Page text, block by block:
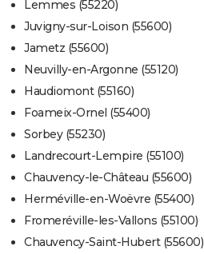
Lemmes (55220)
Juvigny-sur-Loison (55600)
Jametz (55600)
Neuvilly-en-Argonne (55120)
Haudiomont (55160)
Foameix-Ornel (55400)
Sorbey (55230)
Landrecourt-Lempire (55100)
Chauvency-le-Château (55600)
Herméville-en-Woëvre (55400)
Fromeréville-les-Vallons (55100)
Chauvency-Saint-Hubert (55600)